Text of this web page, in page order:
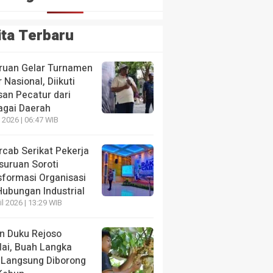
Bangil Raih Penghargaan Internasional WSO,
Dunia
yang lalu
Terbaru
Gelar Turnamen
Nasional, Diikuti
Pecatur dari
Daerah
| 06:47 WIB
Serikat Pekerja
Soroti
Organisasi
Industrial
2026 | 13:29 WIB
Duku Rejoso
Buah Langka
Diborong